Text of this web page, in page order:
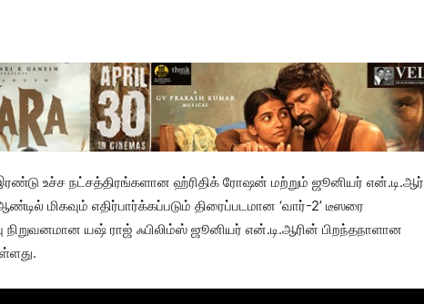
உச்ச நட்சத்திரங்களான ஹ்ரிதிக் ரோஷன் மற்றும் ஜூனியர் என்.டி.ஆர்
மிகவும் எதிர்பார்க்கப்படும் திரைப்படமான ‘வார்-2’ டீஸரை
நிறுவனமான யஷ் ராஜ் ஃபிலிம்ஸ் ஜூனியர் என்.டி.ஆரின் பிறந்தநாளான